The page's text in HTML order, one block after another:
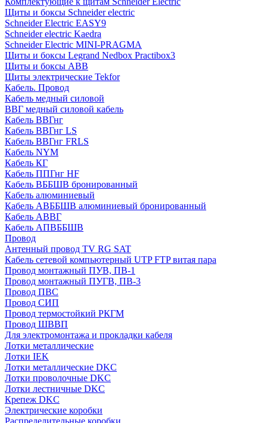
Щиты и боксы Schneider electric
Schneider Electric EASY9
Schneider electric Kaedra
Schneider Electric MINI-PRAGMA
Щиты и боксы Legrand Nedbox Practibox3
Щиты и боксы ABB
Щиты электрические Tekfor
Кабель. Провод
Кабель медный силовой
ВВГ медный силовой кабель
Кабель ВВГнг
Кабель ВВГнг LS
Кабель ВВГнг FRLS
Кабель NYM
Кабель КГ
Кабель ППГнг HF
Кабель ВББШВ бронированный
Кабель алюминиевый
Кабель АВББШВ алюминиевый бронированный
Кабель АВВГ
Кабель АПВББШВ
Провод
Антенный провод TV RG SAT
Кабель сетевой компьютерный UTP FTP витая пара
Провод монтажный ПУВ, ПВ-1
Провод монтажный ПУГВ, ПВ-3
Провод ПВС
Провод СИП
Провод термостойкий РКГМ
Провод ШВВП
Для электромонтажа и прокладки кабеля
Лотки металлические
Лотки IEK
Лотки металлические DKC
Лотки проволочные DKC
Лотки лестничные DKC
Крепеж DKC
Электрические коробки
Распределительные коробки